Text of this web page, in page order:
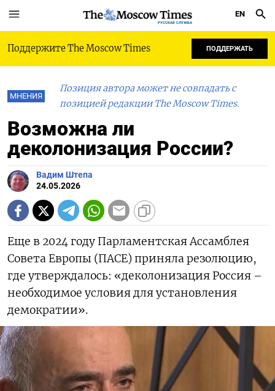
РУССКАЯ СЛУЖБА
EN
Поддержите The Moscow Times ПОДДЕРЖАТЬ
МНЕНИЯ
Позиция автора может не совпадать с
позицией редакции The Moscow Times.
Возможна ли
деколонизация России?
Вадим Штепа
24.05.2026
Еще в 2024 году Парламентская Ассамблея
Совета Европы (ПАСЕ) приняла резолюцию,
где утверждалось: «деколонизация Россия –
необходимое условия для установления
демократии».